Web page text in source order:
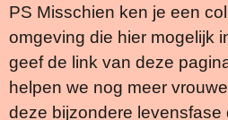
PS Misschien ken je een
omgeving die hier mogelijk
geef de link van deze
helpen we nog meer
deze bijzondere levensfase